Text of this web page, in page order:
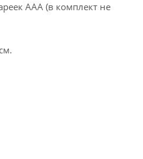
ААА (в комплект не